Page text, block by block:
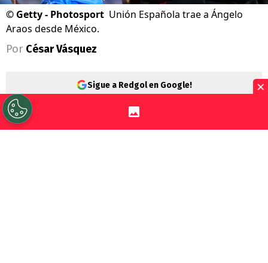
© Getty - Photosport Unión Española trae a Ángelo
Araos desde México.
Por César Vásquez
Sigue a Redgol en Google!
Unión Españolasorprendió al fútbol
×